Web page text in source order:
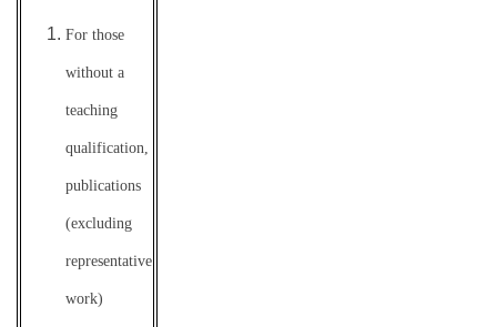
For those
without a
teaching
qualification,
publications
(excluding
representative
work)